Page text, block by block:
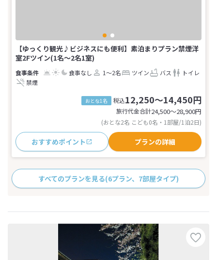
【ゆっくり観光♪ビジネスにも便利】素泊まりプラン禁煙洋
室2Fツイン(1名～2名1室)
食事なし 1～2名 ツイン バス
トイレ
禁煙
おとな1名 税込12,250～14,450円
旅行代金合計24,500〜28,900円
(おとな2名 こども0名・1部屋/1泊2日)
おすすめポイント プランの詳細
すべてのプランを見る(6プラン、7部屋タイプ)